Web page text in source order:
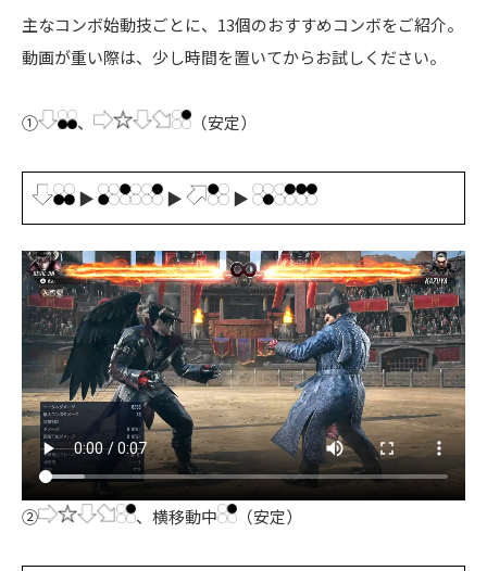
主なコンボ始動技ごとに、13個のおすすめコンボをご紹介。
動画が重い際は、少し時間を置いてからお試しください。
① 、 （安定）
▶ ▶ ▶
② 、横移動中 （安定）